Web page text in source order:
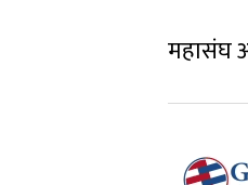
महासंघ